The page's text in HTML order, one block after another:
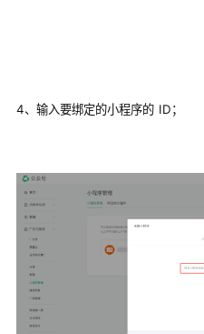
4、输入要绑定的小程序的 ID；